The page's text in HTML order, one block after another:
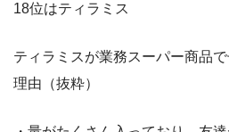
18位はティラミス
ティラミスが業務スーパー商品
理由（抜粋）